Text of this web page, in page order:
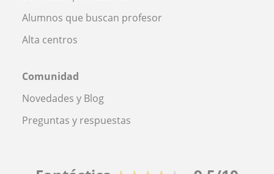
Alumnos que buscan profesor
Alta centros
Comunidad
Novedades y Blog
Preguntas y respuestas